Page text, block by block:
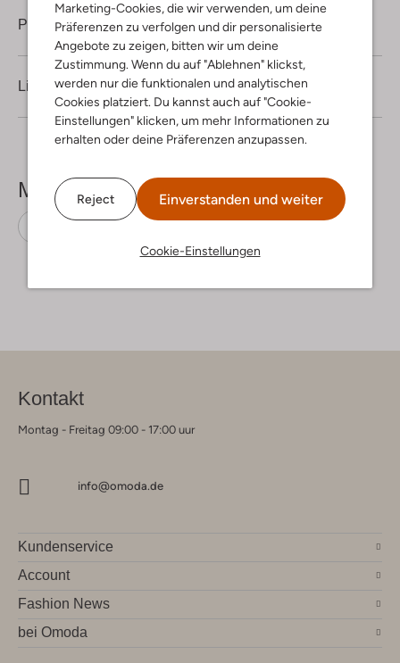
Marketing-Cookies, die wir verwenden, um deine
Präferenzen zu verfolgen und dir personalisierte
Angebote zu zeigen, bitten wir um deine
Zustimmung. Wenn du auf "Ablehnen" klickst,
werden nur die funktionalen und analytischen
Cookies platziert. Du kannst auch auf "Cookie-
Einstellungen" klicken, um mehr Informationen zu
erhalten oder deine Präferenzen anzupassen.
Reject Einverstanden und weiter
Cookie-Einstellungen
Produktinformation
Lieferung & Rückgabe
Mehr sehen
Kontakt
Montag - Freitag 09:00 - 17:00 uur
info@omoda.de
Kundenservice
Account
Fashion News
bei Omoda